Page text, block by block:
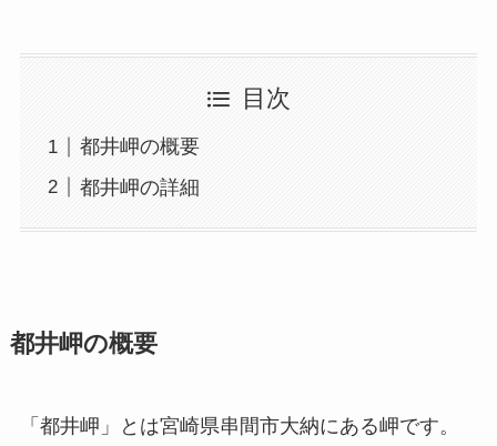
目次
都井岬の概要
都井岬の詳細
都井岬の概要
「都井岬」とは宮崎県串間市大納にある岬です。